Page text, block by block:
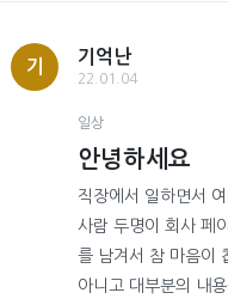
기
기억난
22.01.04
일상
안녕하세요
직장에서 일하면서
사람 두명이 회사 페
를 남겨서 참 마음이
아니고 대부분의 내용